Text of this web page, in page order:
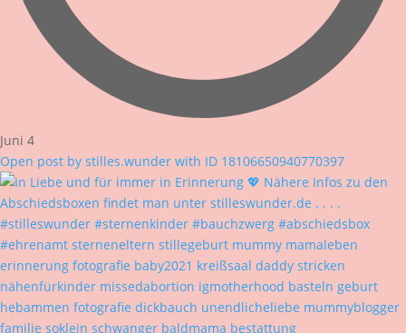
Juni 4
Open post by stilles.wunder with ID 18106650940770397